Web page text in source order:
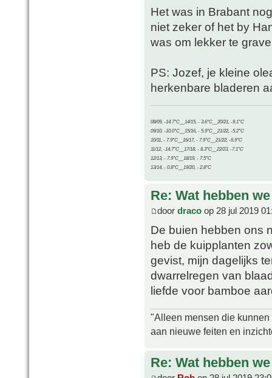
Het was in Brabant
niet zeker of het by
was om lekker te
PS: Jozef, je kleine
herkenbare bladeren
08/09, -14.7°C__14/15, - 3.6°C__20/21, -9.1°C
09/10, -10.0°C__15/16, - 5.9°C__21/22, -5.2°C
10/11, - 7.9°C__16/17, - 7.9°C__21/22, -6.9°C
11/12, -14.7°C__17/18, - 8.3°C__22/23, -7.1°C
12/13, - 7.9°C__18/19, - 7.5°C
13/14, - 0.8°C__19/20, - 2.8°C
Re: Wat hebben
door draco op 28 jul 2019
De buien hebben ons
heb de kuipplanten
gevist, mijn dagelijks
dwarrelregen van
liefde voor bamboe
"Alleen mensen die
aan nieuwe feiten en
Re: Wat hebben